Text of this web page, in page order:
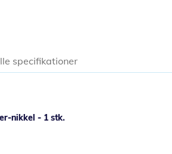
nikkel - 1 stk.
specifikationer